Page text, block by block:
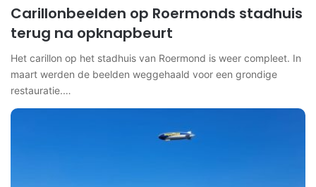
Carillonbeelden op Roermonds stadhuis
terug na opknapbeurt
Het carillon op het stadhuis van Roermond is weer compleet. In
maart werden de beelden weggehaald voor een grondige
restauratie.…